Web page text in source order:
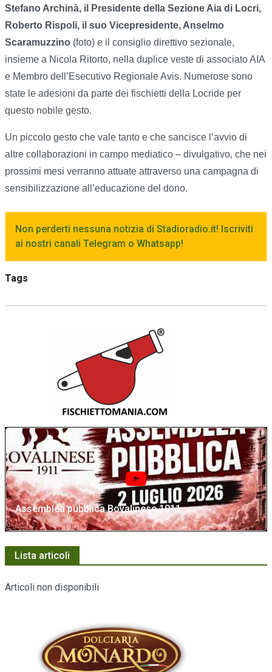
Stefano Archinà, il Presidente della Sezione Aia di Locri,
Roberto Rispoli, il suo Vicepresidente, Anselmo
Scaramuzzino (foto) e il consiglio direttivo sezionale,
insieme a Nicola Ritorto, nella duplice veste di associato AIA
e Membro dell’Esecutivo Regionale Avis. Numerose sono
state le adesioni da parte dei fischietti della Locride per
questo nobile gesto.
Un piccolo gesto che vale tanto e che sancisce l’avvio di
altre collaborazioni in campo mediatico – divulgativo, che nei
prossimi mesi verranno attuate attraverso una campagna di
sensibilizzazione all’educazione del dono.
Non perderti nessuna notizia di Stadioradio.it! Iscriviti
ai nostri canali Telegram o Whatsapp!
Tags
Assemblea pubblica Bovalinese 1911
Lista articoli
Articoli non disponibili